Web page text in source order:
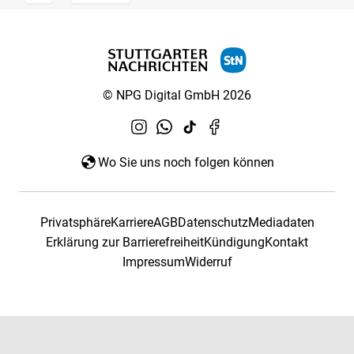
© NPG Digital GmbH 2026
Wo Sie uns noch folgen können
PrivatsphäreKarriereAGBDatenschutzMediadaten
Erklärung zur BarrierefreiheitKündigungKontakt
ImpressumWiderruf